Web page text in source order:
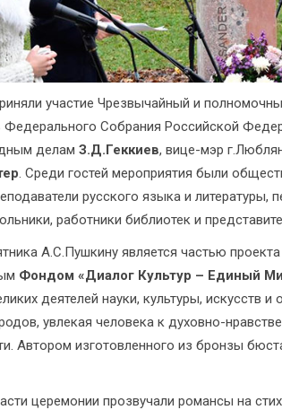
участие Чрезвычайный и
Федерального Собрания Российской
делам З.Д.Геккиев, вице-мэр
. Среди гостей мероприятия были
русского языка и литературы,
работники библиотек и
А.С.Пушкину является частью проекта
Фондом «Диалог Культур – Единый
деятелей науки, культуры, искусств
увлекая человека к духовно-
Автором изготовленного из бронзы
церемонии прозвучали романсы на